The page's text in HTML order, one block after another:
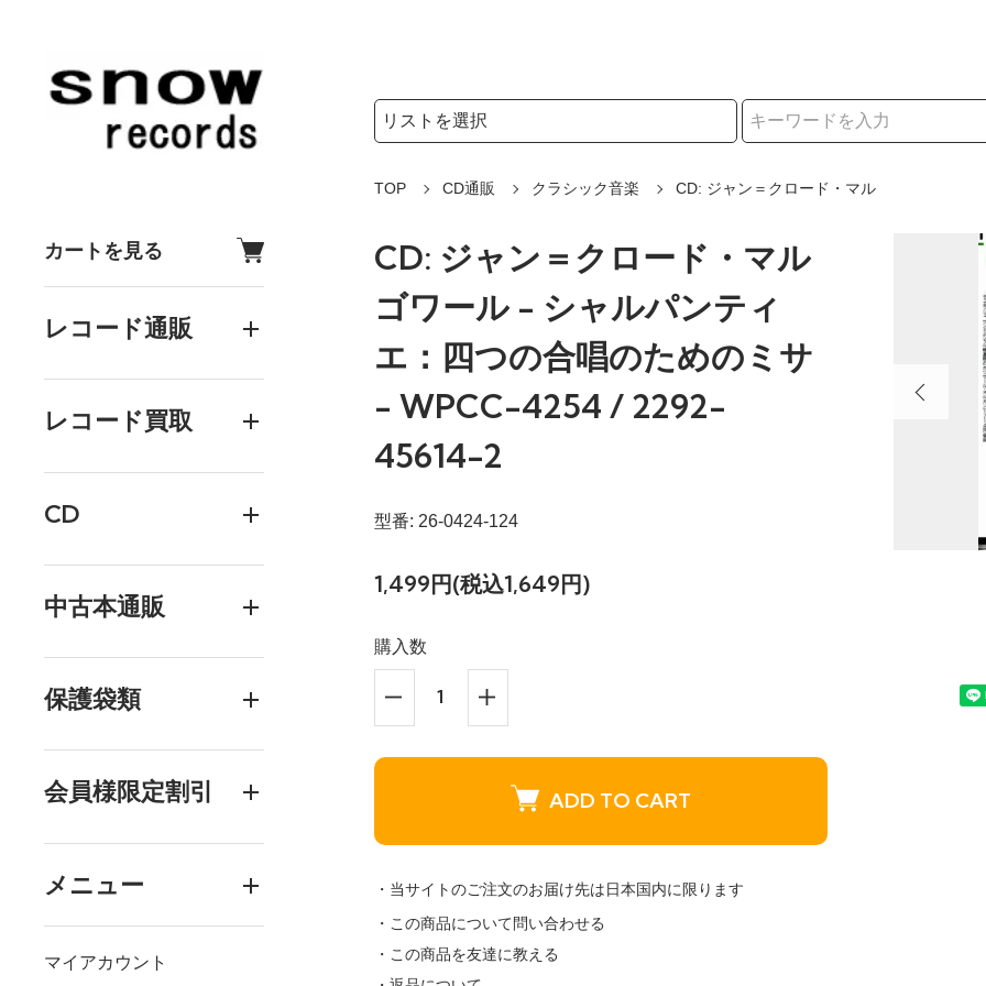
カートを見る
レコード通販
レコード買取
CD
中古本通販
保護袋類
会員様限定割引
メニュー
マイアカウント
検索リストの選択
TOP CD通販 クラシック音楽 CD: ジャン＝クロード・マル
CD: ジャン＝クロード・マル
ゴワール - シャルパンティ
エ：四つの合唱のためのミサ
- WPCC-4254 / 2292-
45614-2
型番: 26-0424-124
1,499円(税込1,649円)
購入数
ADD TO CART
・当サイトのご注文のお届け先は日本国内に限ります
・この商品について問い合わせる
・この商品を友達に教える